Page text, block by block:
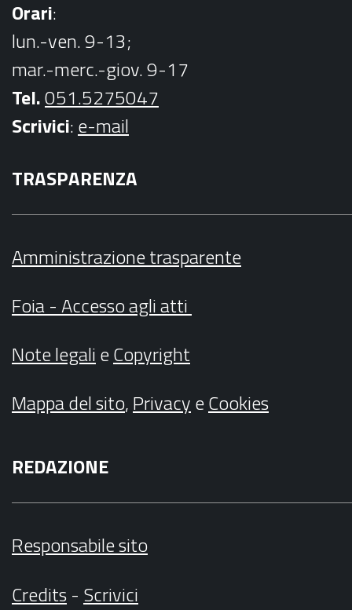
Orari:
lun.-ven. 9-13;
mar.-merc.-giov. 9-17
Tel.051.5275047
Scrivici:e-mail
TRASPARENZA
Amministrazione trasparente
Foia - Accesso agli atti
Note legalieCopyright
Mappa del sito,PrivacyeCookies
REDAZIONE
Responsabile sito
Credits- Scrivici